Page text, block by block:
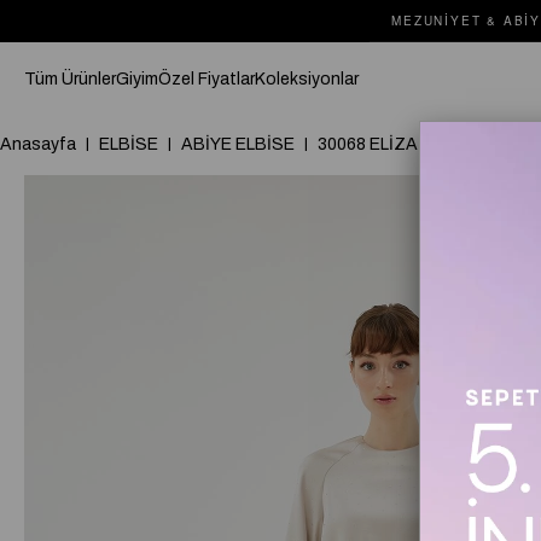
MEZUNIYET &
Tüm ÜrünlerGiyimÖzel FiyatlarKoleksiyonlar
Anasayfa ELBİSE ABİYE ELBİSE 30068 ELİZA ELBİSE Bej